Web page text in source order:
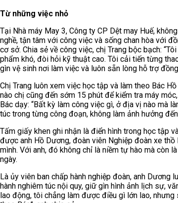
Từ những việc nhỏ
Tại Nhà máy May 3, Công ty CP Dệt may Huế,
nghề, tận tâm với công việc và sống chan hòa với
cơ sở. Chia sẻ về công việc, chị Trang bộc bạch:
phẩm khó, đòi hỏi kỹ thuật cao. Tôi cải tiến từng
gìn vệ sinh nơi làm việc và luôn sẵn lòng hỗ trợ
Chị Trang luôn xem việc học tập và làm theo Bác
nào chị cũng đến sớm 15 phút để kiểm tra máy
Bác dạy: “Bất kỳ làm công việc gì, ở địa vị nào mà
túc trong từng công đoạn, không làm ảnh hưởng
Tấm giấy khen ghi nhận là điển hình trong học tập
được anh Hồ Dương, đoàn viên Nghiệp đoàn xe
mình. Với anh, đó không chỉ là niềm tự hào mà còn
ngày.
Là ủy viên ban chấp hành nghiệp đoàn, anh Dương
hành nghiêm túc nội quy, giữ gìn hình ảnh lịch sự,
lao động, tôi chẳng làm được điều gì lớn lao,